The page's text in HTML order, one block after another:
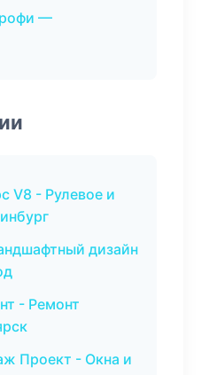
—
V8 - Рулевое и
дизайн
- Ремонт
Проект - Окна и